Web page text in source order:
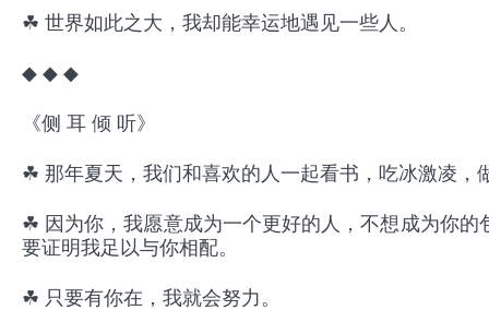
☘ 世界如此之大，我却能幸运地遇见一些人。
◆ ◆ ◆
《侧 耳 倾 听》
☘ 那年夏天，我们和喜欢的人一起看书，吃冰激凌，
☘ 因为你，我愿意成为一个更好的人，不想成为你的
要证明我足以与你相配。
☘ 只要有你在，我就会努力。